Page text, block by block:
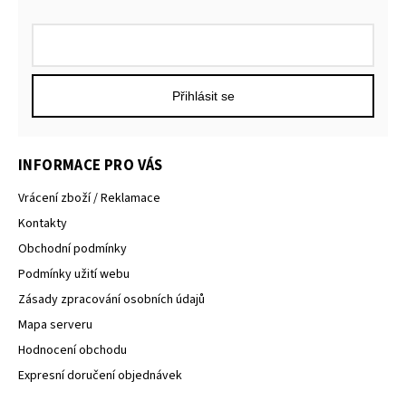
INFORMACE PRO VÁS
Vrácení zboží / Reklamace
Kontakty
Obchodní podmínky
Podmínky užití webu
Zásady zpracování osobních údajů
Mapa serveru
Hodnocení obchodu
Expresní doručení objednávek
Přihlásit se